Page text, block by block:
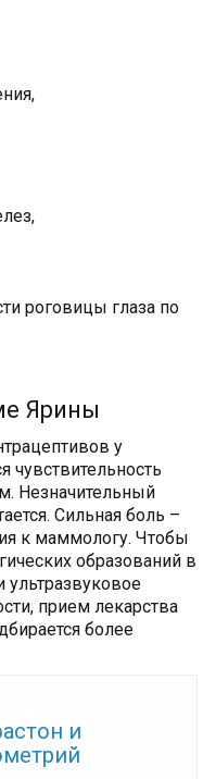
роговицы глаза по
Ярины
у
Незначительный
Сильная боль –
к маммологу. Чтобы
образований в
ультразвуковое
прием лекарства
более
и